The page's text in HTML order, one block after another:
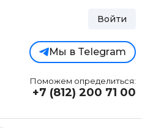
Войти
Мы в Telegram
Поможем определиться:
+7 (812) 200 71 00